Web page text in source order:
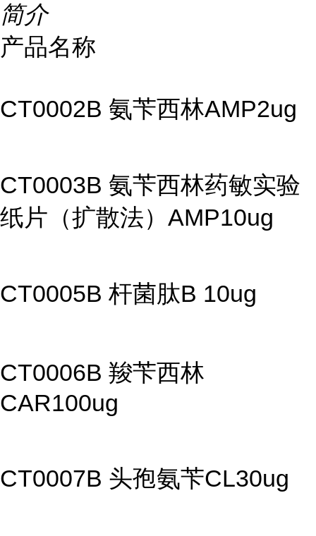
简介
产品名称
CT0002B 氨苄西林AMP2ug
CT0003B 氨苄西林药敏实验
纸片（扩散法）AMP10ug
CT0005B 杆菌肽B 10ug
CT0006B 羧苄西林
CAR100ug
CT0007B 头孢氨苄CL30ug